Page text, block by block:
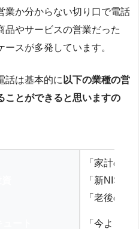
業か分からない切り口で電話
品やサービスの営業だった
スが多発しています。
話は基本的に 以下の業種の営
ことができると思いますの
「家計の見
「新NISA
「老後の
「今より